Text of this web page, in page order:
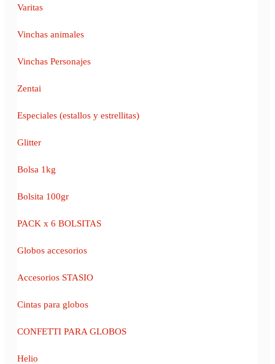
Varitas
Vinchas animales
Vinchas Personajes
Zentai
Especiales (estallos y estrellitas)
Glitter
Bolsa 1kg
Bolsita 100gr
PACK x 6 BOLSITAS
Globos accesorios
Accesorios STASIO
Cintas para globos
CONFETTI PARA GLOBOS
Helio